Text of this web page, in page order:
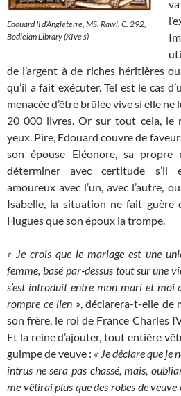
Edouard II d’Angleterre, MS. Rawl. C. 292,
Bodleian Library (XIVe s)
de l’argent à de riches héritières
qu’il a fait exécuter. Tel est le cas
menacée d’être brûlée vive si elle
20 000 livres. Or sur tout cela, le
yeux. Pire, Edouard couvre de
son épouse Eléonore, sa propre
déterminer avec certitude s’il
amoureux avec l’un, avec l’autre,
Isabelle, la situation ne fait guère
Hugues que son époux la trompe.
« Je crois que le mariage est une
femme, basé par-dessus tout sur une
s’est introduit entre mon mari et moi
rompre ce lien », déclarera-t-elle de
son frère, le roi de France Charles
Et la reine d’ajouter, tout entière
guimpe de veuve : « Je déclare que je
intrus ne sera pas chassé, mais,
me vêtirai plus que des robes de